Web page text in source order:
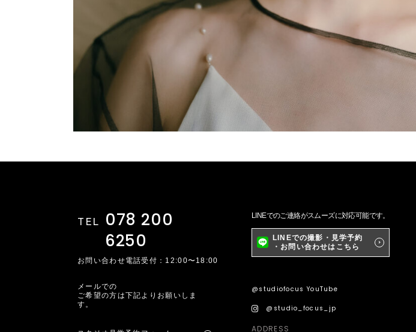
TEL
078 200
6250
お問い合わせ電話受付：12:00〜18:00
LINEでのご連絡がスムーズに対応可能です。
LINEでの撮影・見学予約
・お問い合わせはこちら
メールでの
ご希望の方は下記よりお願いしま
す。
@studiofocus YouTube
@studio_focus_jp
ADDRESS_